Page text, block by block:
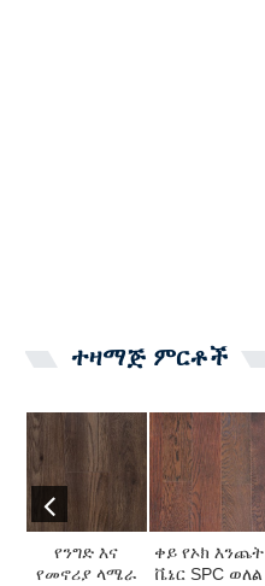
ተዛማጅ ምርቶች
የንግድ እና
የመኖሪያ ላሜራ
ቀይ የኦክ እንጨት
ቬኔር SPC ወለል